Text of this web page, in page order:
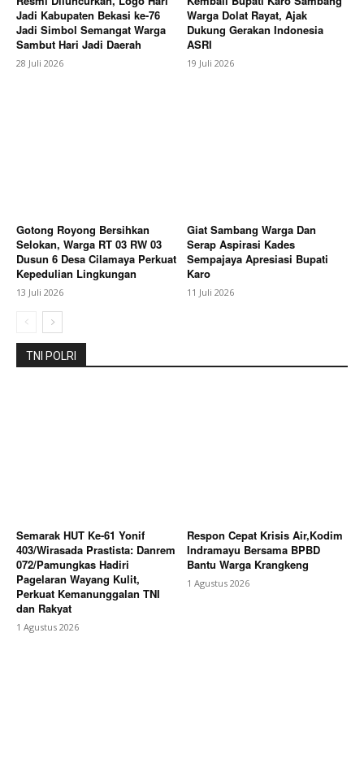
News Week
SUBSCRIBE NOW
Bagikan Artikel
Berita Lainnya JPL 126 Tengengwetan Resmi
Dibuka, Plt. Bupati Sukirman Ajak Masyarakat Jaga
Keselamatan Bersama
Jadi Kabupaten Bekasi ke-76
Jadi Simbol Semangat Warga
Sambut Hari Jadi Daerah
28 Juli 2026
Warga Dolat Rayat, Ajak
Dukung Gerakan Indonesia
ASRI
19 Juli 2026
Gotong Royong Bersihkan
Selokan, Warga RT 03 RW 03
Dusun 6 Desa Cilamaya Perkuat
Kepedulian Lingkungan
13 Juli 2026
Giat Sambang Warga Dan
Serap Aspirasi Kades
Sempajaya Apresiasi Bupati
Karo
11 Juli 2026
TNI POLRI
Semarak HUT Ke-61 Yonif
403/Wirasada Prastista: Danrem
072/Pamungkas Hadiri
Pagelaran Wayang Kulit,
Perkuat Kemanunggalan TNI
dan Rakyat
1 Agustus 2026
Respon Cepat Krisis Air,Kodim
Indramayu Bersama BPBD
Bantu Warga Krangkeng
1 Agustus 2026